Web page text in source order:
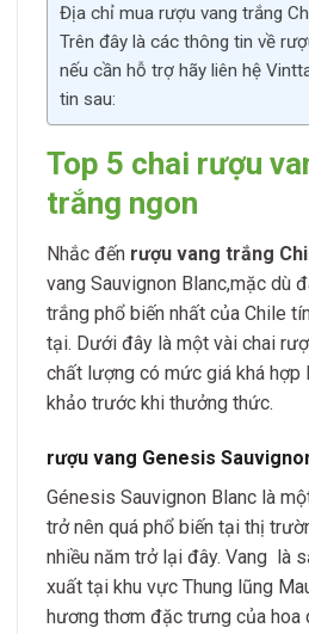
Địa chỉ mua rượu vang trắng
Trên đây là các thông tin về
nếu cần hỗ trợ hãy liên hệ
tin sau:
Top 5 chai rượu
trắng ngon
Nhắc đến rượu vang trắng
vang Sauvignon Blanc,mặc dù
trắng phổ biến nhất của Chile
tại. Dưới đây là một vài chai
chất lượng có mức giá khá hợp
khảo trước khi thưởng thức.
rượu vang Genesis
Génesis Sauvignon Blanc là
trở nên quá phổ biến tại thị
nhiều năm trở lại đây. Vang là
xuất tại khu vực Thung lũng
hương thơm đặc trưng của hoa